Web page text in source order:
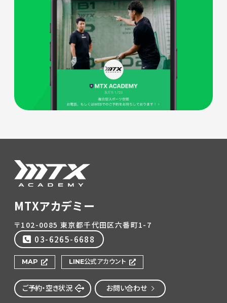
MTXアカデミー
〒102-0085 東京都千代田区六番町1-7
03-6265-6688
MAP LINE公式アカウント
ご予約・空き状況 お問い合わせ